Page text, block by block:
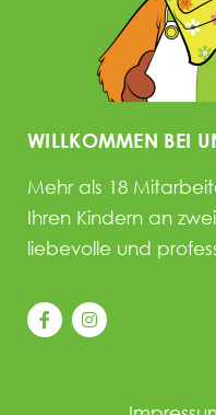
WILLKOMMEN BEI
Mehr als 18
Ihren Kindern an
liebevolle und